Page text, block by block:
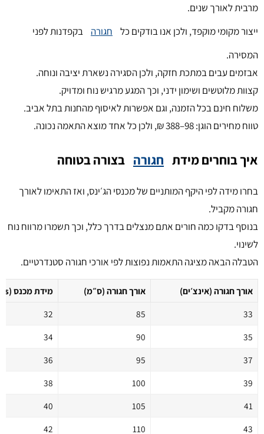
מרבית לאורך שנים.
ייצור מקומי מוקפד, ולכן אנו בודקים כל
חגורה
בקפדנות לפני
המסירה.
אבזמים עבים במתכת חזקה, ולכן הסגירה נשארת יציבה ונוחה.
קצוות מלוטשים ושימון ידני, וכך המגע מרגיש נוח ומדויק.
משלוח חינם בכל הזמנה, וגם אפשרות לאיסוף מהחנות בתל אביב.
טווח מחירים הוגן: 98–388 ₪, ולכן כל אחד מוצא התאמה נכונה.
איך בוחרים מידת חגורה בצורה בטוחה
בחרו מידה לפי היקף המותניים של מכנסי הג׳ינס, ואז התאימו לאורך
חגורה מקביל.
בנוסף בדקו כמה חורים אתם מנצלים בדרך כלל, וכך תשמרו מרווח נוח
לשינוי.
הטבלה הבאה מציגה התאמות נפוצות לפי אורכי חגורה סטנדרטיים.
אורך חגורה (אינצ׳ים) אורך חגורה (ס״מ)
מידת מכנס (Jeans)
33
85
32
35
90
34
37
95
36
39
100
38
41
105
40
43
110
42